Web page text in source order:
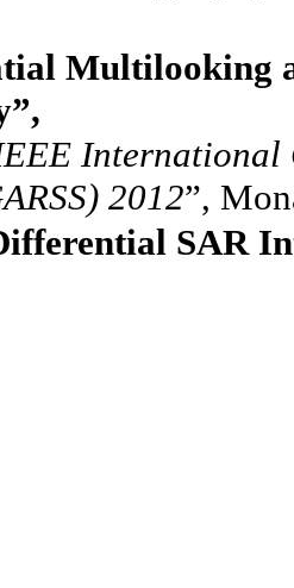
Multilooking
EEE International
2012”,
SAR